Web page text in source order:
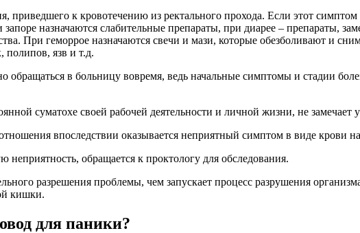
приведшего к кровотечению из ректального прохода. Если этот
назначаются слабительные препараты, при диарее – препараты,
При геморрое назначаются свечи и мази, которые обезболивают и
язв и т.д.
обращаться в больницу вовремя, ведь начальные симптомы и стадии
суматохе своей рабочей деятельности и личной жизни, не
впоследствии оказывается неприятный симптом в виде крови
обращается к проктологу для обследования.
разрешения проблемы, чем запускает процесс разрушения
кишки.
для паники?